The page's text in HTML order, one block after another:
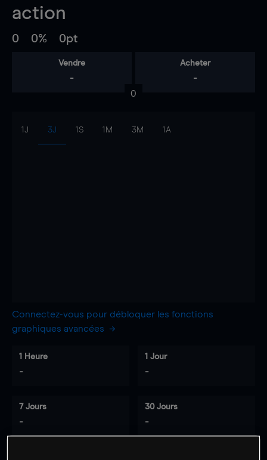
action
0 0% 0pt
Vendre
-
Acheter
-
0
1J 3J 1S 1M 3M 1A
Connectez-vous pour débloquer les fonctions
graphiques avancées
1 Heure
-
1 Jour
-
7 Jours
-
30 Jours
-